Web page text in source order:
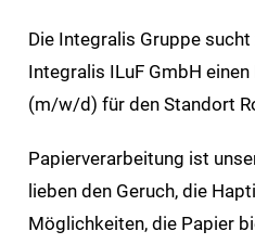
Die Integralis Gruppe
Integralis ILuF GmbH
(m/w/d) für den Standort
Papierverarbeitung ist
lieben den Geruch, die
Möglichkeiten, die Papier